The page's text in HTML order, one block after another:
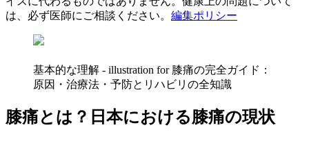
は、必ず医師にご相談ください。 編集ポリシー
基本的な理解 - illustration for 膝痛の完全ガイド：
原因・治療法・予防とリハビリの全知識
膝痛とは？日本における膝痛の現状